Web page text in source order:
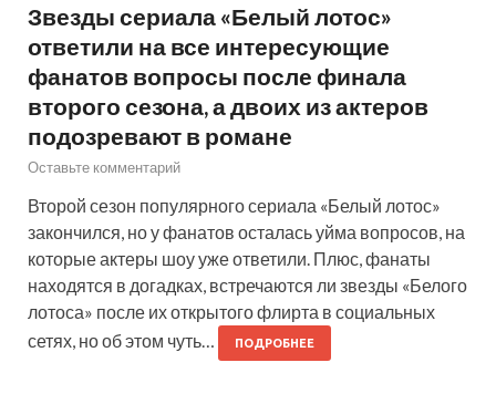
Звезды сериала «Белый лотос»
ответили на все интересующие
фанатов вопросы после финала
второго сезона, а двоих из актеров
подозревают в романе
Оставьте комментарий
Второй сезон популярного сериала «Белый лотос»
закончился, но у фанатов осталась уйма вопросов, на
которые актеры шоу уже ответили. Плюс, фанаты
находятся в догадках, встречаются ли звезды «Белого
лотоса» после их открытого флирта в социальных
сетях, но об этом чуть…
ПОДРОБНЕЕ